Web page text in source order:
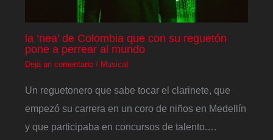
la ‘nea’ de Colombia que con su reguetón
pone a perrear al mundo
Deja un comentario / Musical
Un reguetonero que sabe tocar el clarinete, que
empezó su carrera en un coro de niños en Medellín
y que participaba en concursos de talento.…